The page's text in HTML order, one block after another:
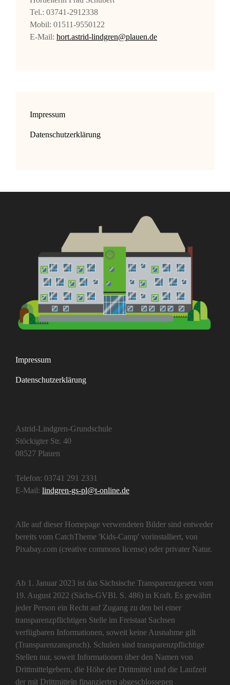
Tel.: 03741-2912338
Mobil: 01511-9550122
E-Mail: hort.astrid-lindgren@plauen.de
Impressum
Datenschutzerklärung
Impressum
Datenschutzerklärung
Astrid-Lindgren-Grundschule
Stöckigter Str. 40
08527 Plauen
Telefon: 03741 291 2331
E-Mail: lindgren-gs-pl@t-online.de
Alle auf dieser Homepage verwendeten Bilder sind entweder
bereits vom CatchTheme 'Kids-Camp' vorinstalliert, von
Pixabay.com (creative commons license) oder privater Natur.
Ab 1. Januar 2023 ist das Sächsische Transparenzgesetz vom
19. August 2022 (Sächs-GVBl. S. 486) in Kraft. Es gewährt
jeder Person ein Recht auf Zugang zu den bei einer
transparenzpflichtigen Stelle im Freistaat Sachsen
verfügbaren Informationen, soweit keine Ausnahme gilt
(Transparenzanspruch). Schulen sind transparenzpflichtige
Stellen nur, soweit Informationen über den Namen von
Drittmittelgebern, die Höhe der Drittmittel und die Laufzeit
der mit Drittmitteln finanzierten abgeschlossenen